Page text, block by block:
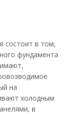
состоит в том,
фундамента
на
холодным
в